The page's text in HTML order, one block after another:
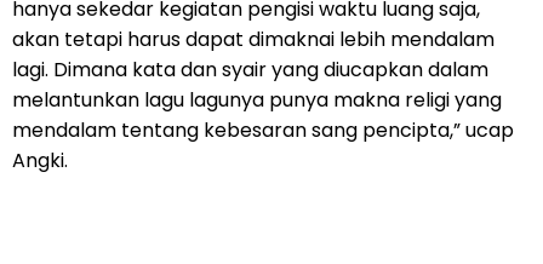
hanya sekedar kegiatan pengisi waktu luang saja,
akan tetapi harus dapat dimaknai lebih mendalam
lagi. Dimana kata dan syair yang diucapkan dalam
melantunkan lagu lagunya punya makna religi yang
mendalam tentang kebesaran sang pencipta,” ucap
Angki.